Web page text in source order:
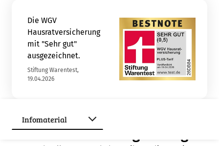
Die WGV
Hausratversicherung
mit "Sehr gut"
ausgezeichnet.
Stiftung Warentest,
19.04.2026
Darum ist eine
Hausratversicherung wichtig